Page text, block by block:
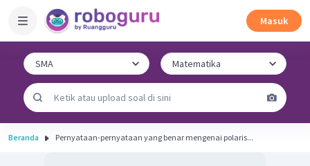
Masuk
Beranda Pernyataan-pernyataan yang benar me­ngenai polaris...